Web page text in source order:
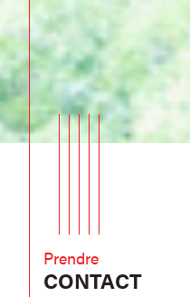
Prendre
CONTACT